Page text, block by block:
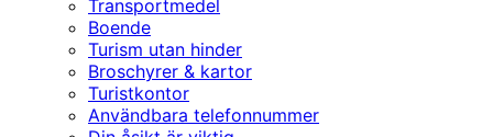
Transportmedel
Boende
Turism utan hinder
Broschyrer & kartor
Turistkontor
Användbara telefonnummer